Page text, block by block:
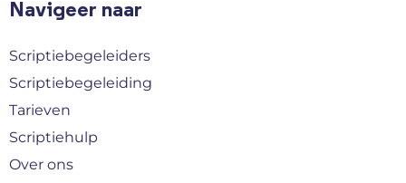
Navigeer naar
Scriptiebegeleiders
Scriptiebegeleiding
Tarieven
Scriptiehulp
Over ons